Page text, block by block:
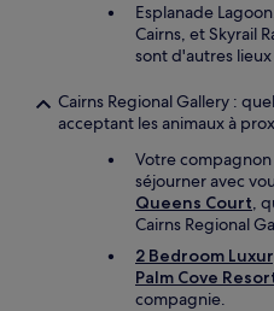
Esplanade
Cairns, et Skyrail
sont d'autres
Cairns Regional Gallery :
acceptant les animaux à
Votre
séjourner avec
Queens Court,
Cairns Regional
2 Bedroom
Palm Cove
compagnie.